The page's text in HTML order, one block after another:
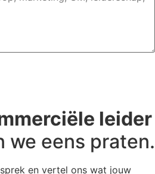
leider
we eens praten.
en vertel ons wat jouw